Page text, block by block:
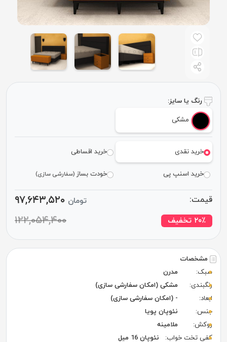
مشخصات
سبک:
مدرن
رنگبندی:
مشکی (امکان سفارشی سازی)
ابعاد:
- (امکان سفارشی سازی)
جنس:
نئوپان پویا
روکش:
ملامینه
کفی تخت خواب:
نئوپان 16 میل
رنگ یا سایز:
مشکی
خرید نقدی خرید اقساطی
خرید اسنپ پی خودت بساز(سفارشی سازی)
قیمت: تومان ۹۷,۶۴۳,۵۲۰
۲۰٪ تخفیف ۱۲۲,۰۵۴,۴۰۰